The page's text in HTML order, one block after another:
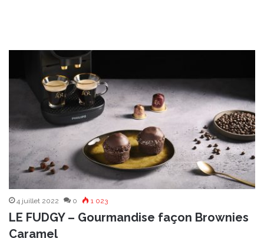
4 juillet 2022 0 1 023
LE FUDGY – Gourmandise façon Brownies
Caramel